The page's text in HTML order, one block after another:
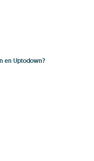
en Uptodown?